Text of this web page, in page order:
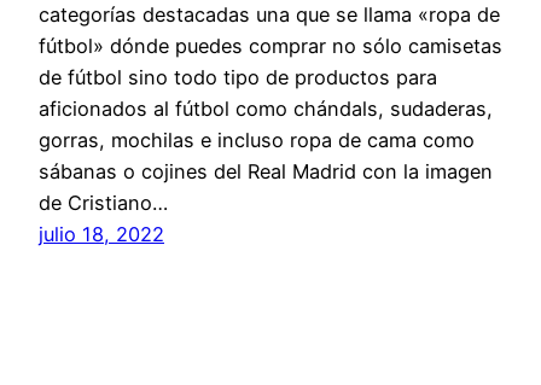
categorías destacadas una que se llama «ropa de
fútbol» dónde puedes comprar no sólo camisetas
de fútbol sino todo tipo de productos para
aficionados al fútbol como chándals, sudaderas,
gorras, mochilas e incluso ropa de cama como
sábanas o cojines del Real Madrid con la imagen
de Cristiano…
julio 18, 2022